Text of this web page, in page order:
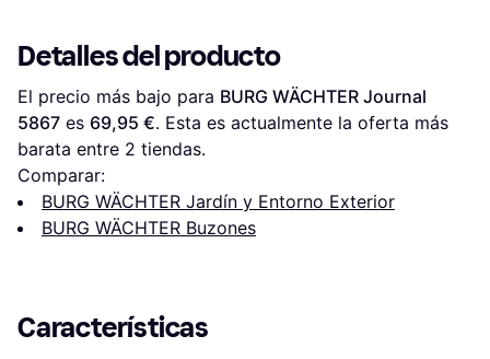
Detalles del producto
El precio más bajo para BURG WÄCHTER Journal
5867 es 69,95 €. Esta es actualmente la oferta más
barata entre 2 tiendas.
Comparar:
BURG WÄCHTER Jardín y Entorno Exterior
BURG WÄCHTER Buzones
Características